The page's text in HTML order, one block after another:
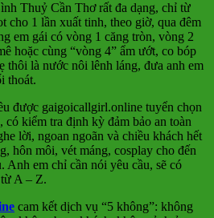
Thuỷ Cần Thơ rất đa dạng, chỉ từ
cho 1 lần xuất tinh, theo giờ, qua đêm
em gái có vòng 1 căng tròn, vòng 2
hoặc cùng “vòng 4” ẩm ướt, co bóp
thôi là nước nôi lênh láng, đưa anh em
thoát.
được gaigoicallgirl.online tuyển chọn
có kiểm tra định kỳ đảm bảo an toàn
lời, ngoan ngoãn và chiều khách hết
hôn môi, vét máng, cosplay cho đến
Anh em chỉ cần nói yêu cầu, sẽ có
A – Z.
cam kết dịch vụ “5 không”: không